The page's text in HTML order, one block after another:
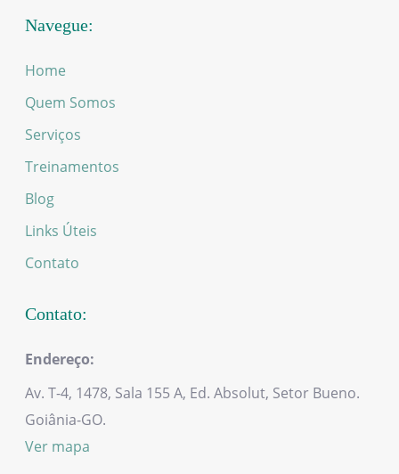
Navegue:
Home
Quem Somos
Serviços
Treinamentos
Blog
Links Úteis
Contato
Contato:
Endereço:
Av. T-4, 1478, Sala 155 A, Ed. Absolut, Setor Bueno.
Goiânia-GO.
Ver mapa